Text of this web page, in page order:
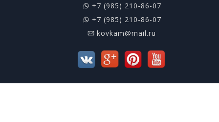
+7 (985) 210-86-07
+7 (985) 210-86-07
kovkam@mail.ru